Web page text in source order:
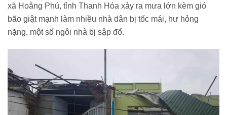
xã Hoằng Phú, tỉnh Thanh Hóa xảy ra mưa lớn kèm gió
bão giật mạnh làm nhiều nhà dân bị tốc mái, hư hỏng
nặng, một số ngôi nhà bị sập đổ.